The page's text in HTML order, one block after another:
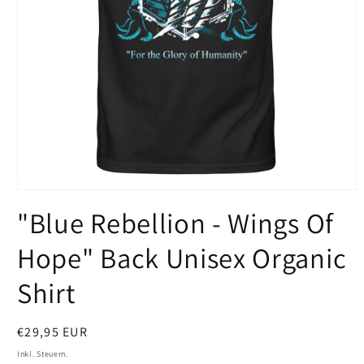
in
Modal
"Blue Rebellion - Wings Of
Hope" Back Unisex Organic
Shirt
Normaler
Preis
€29,95 EUR
Inkl. Steuern.